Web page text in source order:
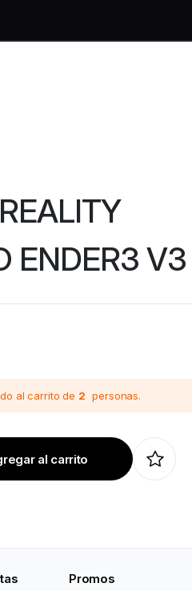
ENDER3 V3
al carrito de 2 personas.
al carrito
Promos